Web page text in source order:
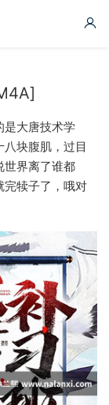
是大唐技术学
块腹肌，过目
世界离了谁都
完犊子了，哦对